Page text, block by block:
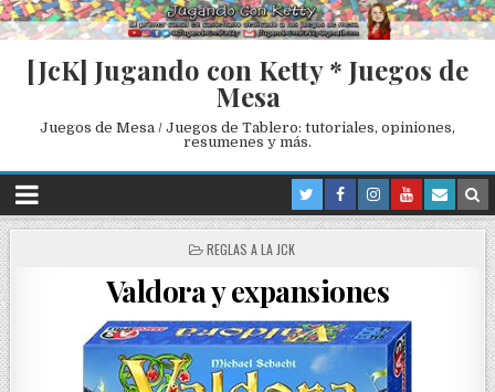
[JcK] Jugando con Ketty * Juegos de
Mesa
Juegos de Mesa / Juegos de Tablero: tutoriales, opiniones,
resumenes y más.
P
S
T
E
D
I
N
REGLAS A LA JCK
Valdora y expansiones